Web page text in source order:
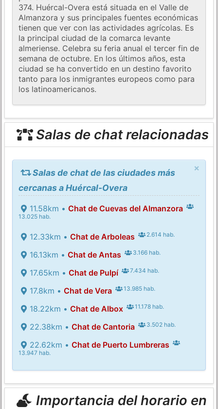
374. Huércal-Overa está situada en el Valle de
Almanzora y sus principales fuentes económicas
tienen que ver con las actividades agrícolas. Es
la principal ciudad de la comarca levante
almeriense. Celebra su feria anual el tercer fin de
semana de octubre. En los últimos años, esta
ciudad se ha convertido en un destino favorito
tanto para los inmigrantes europeos como para
los latinoamericanos.
Salas de chat relacionadas
×
Salas de chat de las ciudades más
cercanas a Huércal-Overa
11.58km • Chat de Cuevas del Almanzora
13.025 hab.
12.33km • Chat de Arboleas 2.614 hab.
16.13km • Chat de Antas 3.166 hab.
17.65km • Chat de Pulpí 7.434 hab.
17.8km • Chat de Vera 13.985 hab.
18.22km • Chat de Albox 11.178 hab.
22.38km • Chat de Cantoria 3.502 hab.
22.62km • Chat de Puerto Lumbreras
13.947 hab.
Importancia del horario en